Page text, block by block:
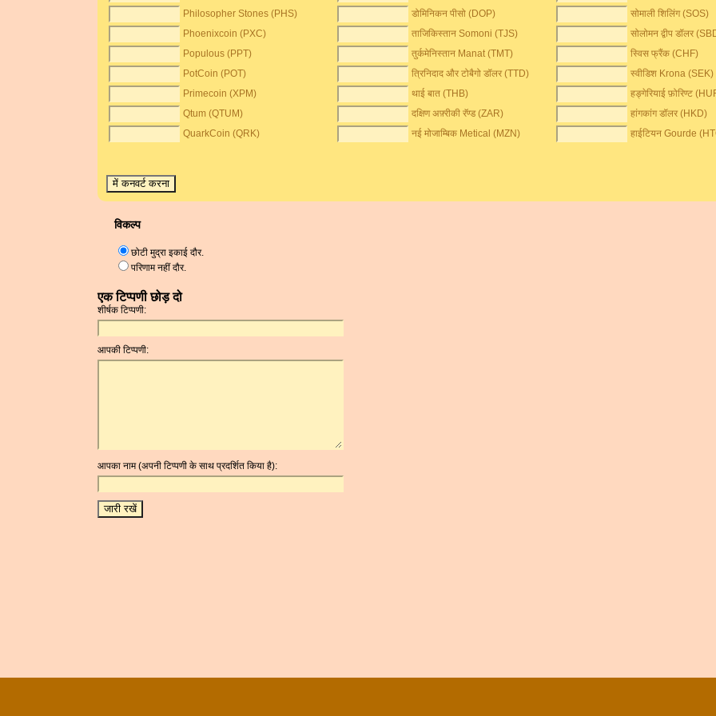
Philosopher Stones (PHS)
डोमिनिकन पीसो (DOP)
सोमाली शिलिंग (SOS)
Phoenixcoin (PXC)
ताजिकिस्तान Somoni (TJS)
सोलोमन द्वीप डॉलर
Populous (PPT)
तुर्कमेनिस्तान Manat (TMT)
स्विस फ्रैंक (CHF)
PotCoin (POT)
त्रिनिदाद और टोबैगो डॉलर (TTD)
स्वीडिश Krona (SEK)
Primecoin (XPM)
थाई बात (THB)
हङ्गेरियाई फ़ोरिण्ट
Qtum (QTUM)
दक्षिण अफ़्रीकी रॅण्ड (ZAR)
हांगकांग डॉलर (HKD)
QuarkCoin (QRK)
नई मोजाम्बिक Metical (MZN) हाईटियन Gourde
विकल्प
छोटी मुद्रा इकाई दौर.
परिणाम नहीं दौर.
एक टिप्पणी छोड़ दो
शीर्षक टिप्पणी:
आपकी टिप्पणी:
आपका नाम (अपनी टिप्पणी के साथ प्रदर्शित किया है):